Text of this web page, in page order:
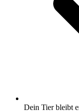
Dein Tier bleibt